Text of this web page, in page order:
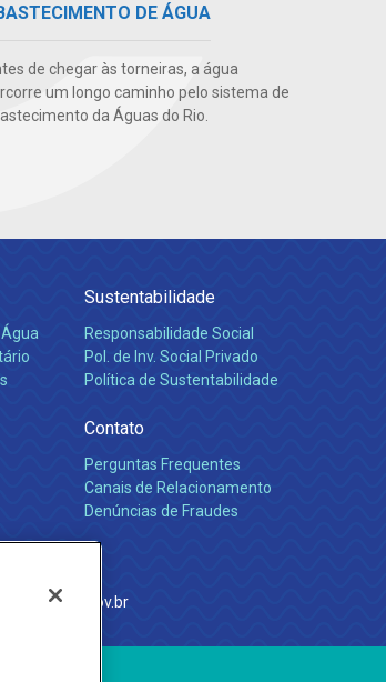
DE ÁGUA
de chegar às torneiras, a água
um longo caminho pelo sistema de
da Águas do Rio.
Sustentabilidade
Responsabilidade Social
Pol. de Inv. Social Privado
Política de Sustentabilidade
Contato
Perguntas Frequentes
Canais de Relacionamento
Denúncias de Fraudes